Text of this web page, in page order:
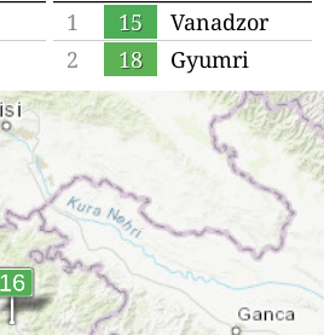
1
15
Vanadzor
2
18 Gyumri